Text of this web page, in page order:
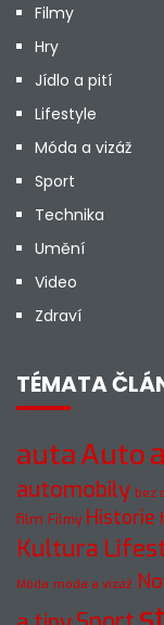
Filmy
Hry
Jídlo a pití
Lifestyle
Móda a vizáž
Sport
Technika
Umění
Video
Zdraví
TÉMATA
autaAuto
automobily bez
film Filmy Historie
Kultura
Móda móda a vizáž